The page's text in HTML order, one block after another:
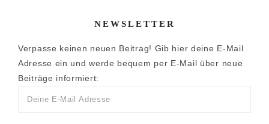
NEWSLETTER
Verpasse keinen neuen Beitrag! Gib hier deine E-Mail
Adresse ein und werde bequem per E-Mail über neue
Beiträge informiert: